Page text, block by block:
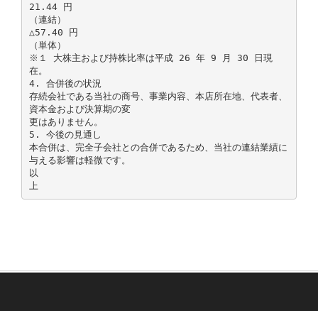
21.44 円
（連結）
△57.40 円
（単体）
※１ 大株主および持株比率は平成 26 年 9 月 30 日現
在。
4. 合併後の状況
存続会社である当社の商号、事業内容、本店所在地、代表者、
資本金および決算期の変
更はありません。
5. 今後の見通し
本合併は、完全子会社との合併であるため、当社の連結業績に
与える影響は軽微です。
以